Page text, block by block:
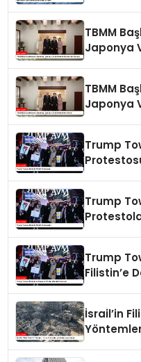
TBMM
Japonya
TBMM
Japonya
Trump
Trump
Trump
Filistin’e
İsrail’in